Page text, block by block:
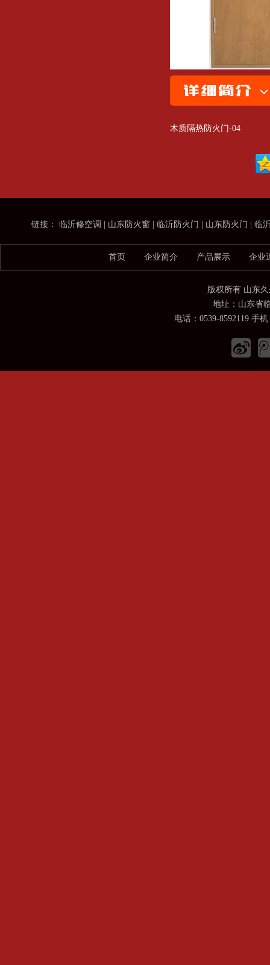
木质隔热防火门-04
链接： 临沂修空调 山东防火窗 临沂防火门 山东防火门 临
首页 企业简介 产品展示 企业
版权所有 山东
地址：山东省
电话：0539-8592119 手